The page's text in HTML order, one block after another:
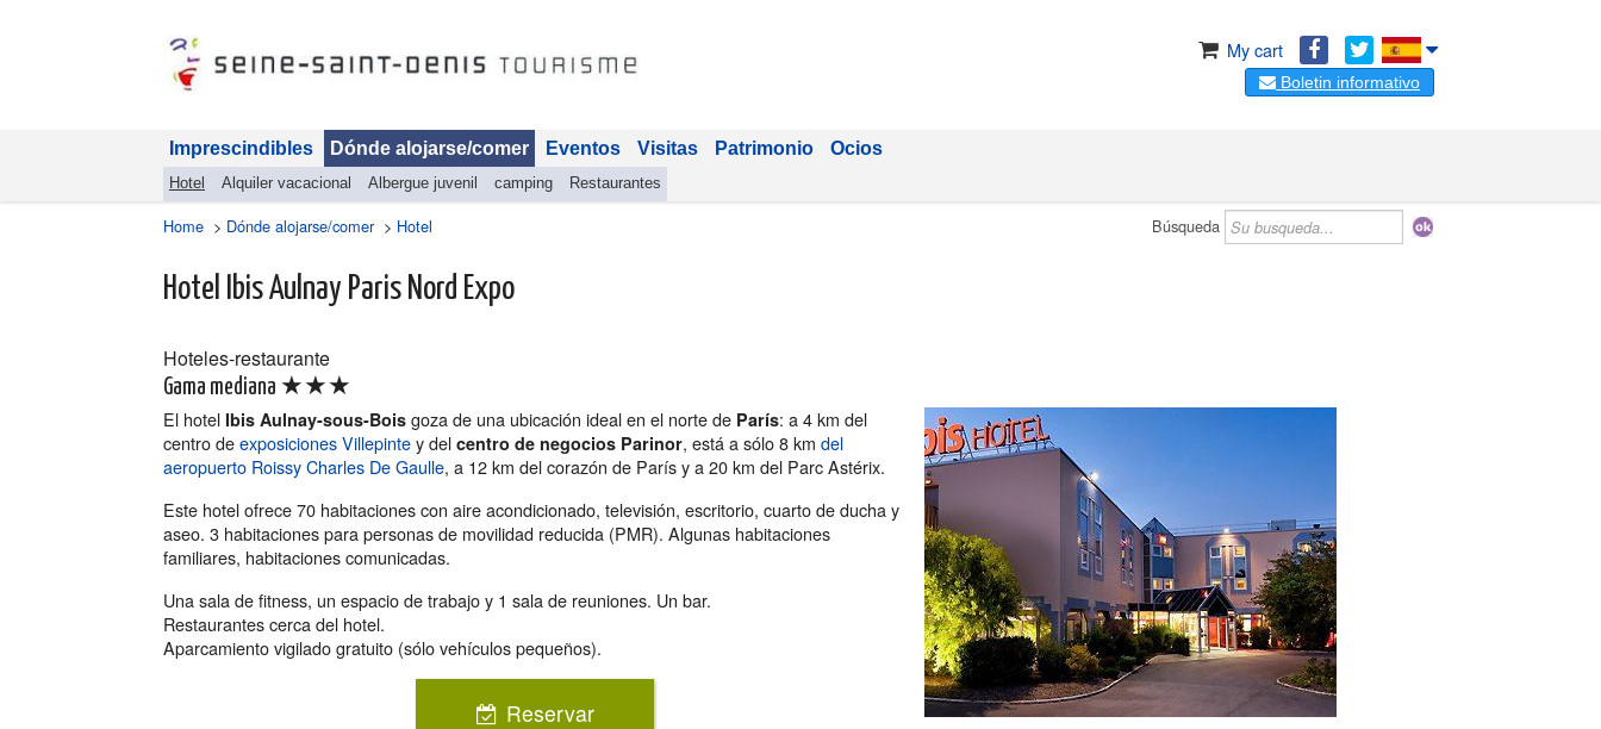
My cart
Boletin informativo
Imprescindibles Dónde alojarse/comer
Hotel Alquiler vacacional Albergue juvenil camping Restaurantes
Eventos Visitas Patrimonio Ocios
Home > Dónde alojarse/comer> Hotel Búsqueda
Hotel Ibis Aulnay Paris Nord Expo
Hoteles-restaurante
Gama mediana ★★★
El hotel Ibis Aulnay-sous-Bois goza de una ubicación ideal en el norte de París: a 4 km del
centro deexposiciones Villepintey del centro de negocios Parinor, está a sólo 8 km del
aeropuerto Roissy Charles De Gaulle, a 12 km del corazón de París y a 20 km del Parc Astérix.
Este hotel ofrece 70 habitaciones con aire acondicionado, televisión, escritorio, cuarto de ducha y
aseo. 3 habitaciones para personas de movilidad reducida (PMR). Algunas habitaciones
familiares, habitaciones comunicadas.
Una sala de fitness, un espacio de trabajo y 1 sala de reuniones. Un bar.
Restaurantes cerca del hotel.
Aparcamiento vigilado gratuito (sólo vehículos pequeños).
Reservar